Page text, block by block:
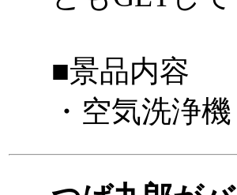
■景品内容
・空気洗浄